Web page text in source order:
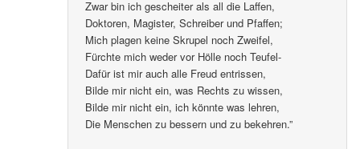
Zwar bin ich gescheiter als all die Laffen,
Doktoren, Magister, Schreiber und Pfaffen;
Mich plagen keine Skrupel noch Zweifel,
Fürchte mich weder vor Hölle noch Teufel-
Dafür ist mir auch alle Freud entrissen,
Bilde mir nicht ein, was Rechts zu wissen,
Bilde mir nicht ein, ich könnte was lehren,
Die Menschen zu bessern und zu bekehren.”